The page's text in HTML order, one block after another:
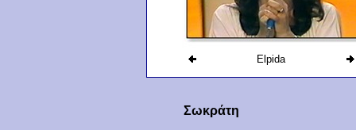
Elpida
Σωκράτη